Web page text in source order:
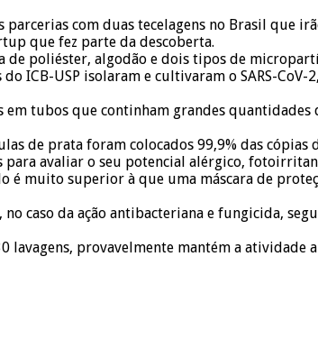
com duas tecelagens no Brasil que
que fez parte da descoberta.
poliéster, algodão e dois tipos de
ICB-USP isolaram e cultivaram o SARS-
tubos que continham grandes
de prata foram colocados 99,9% das
avaliar o seu potencial alérgico,
muito superior à que uma máscara de
caso da ação antibacteriana e fungicida,
lavagens, provavelmente mantém a